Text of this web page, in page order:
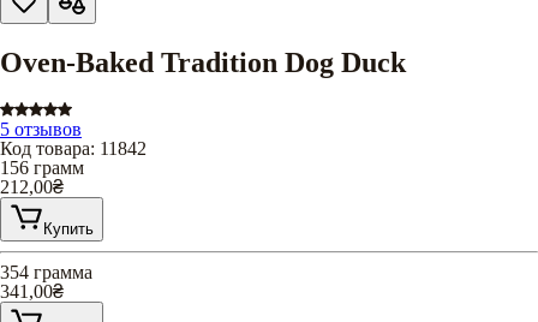
Oven-Baked Tradition Dog Duck
5 отзывов
Код товара: 11842
156 грамм
212,00₴
Купить
354 грамма
341,00₴